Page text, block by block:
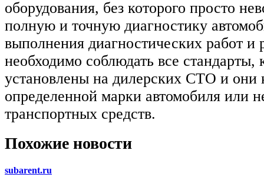
оборудования, без которого просто
полную и точную диагностику
выполнения диагностических работ и
необходимо соблюдать все стандарты,
установлены на дилерских СТО и они
определенной марки автомобиля или
транспортных средств.
Похожие новости
subarent.ru